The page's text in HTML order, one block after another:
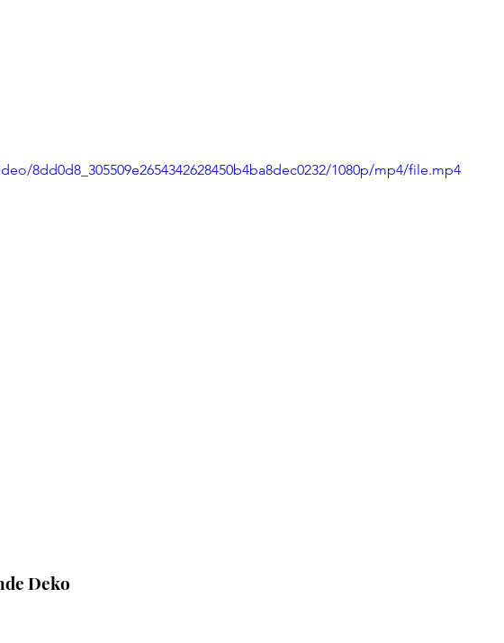
8dd0d8_305509e2654342628450b4ba8dec0232/1080p/mp4/file.mp4
Deko